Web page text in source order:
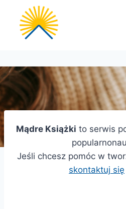
Przejdź
treści
Mądre Książki to serwis
Jeśli chcesz pomóc w
skontaktuj się